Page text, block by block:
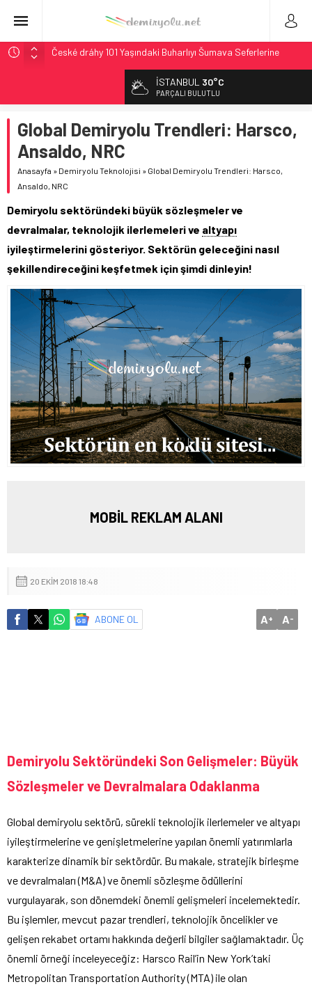
České dráhy 101 Yaşındaki Buharlıyı Šumava Seferlerine
Brescia 426 Milyon Euro’luk Tramvay İnşaatına Başladı
Northern Railway Doğruladı: 308 Bin Rupiye Özel Vagonda
Puja
Chicago’da Metra Polisi BVLOS Drone’larla Müdahale
Süresini Kısalttı
Çekya ETCS’de Erken Teslim Ama Ulusal Hedef 730 km’ye
Düştü
İSTANBUL 30°C
PARÇALI BULUTLU
Global Demiryolu Trendleri: Harsco,
Ansaldo, NRC
Anasayfa » Demiryolu Teknolojisi » Global Demiryolu Trendleri: Harsco,
Ansaldo, NRC
Demiryolu sektöründeki büyük sözleşmeler ve
devralmalar, teknolojik ilerlemeleri ve altyapı
iyileştirmelerini gösteriyor. Sektörün geleceğini nasıl
şekillendireceğini keşfetmek için şimdi dinleyin!
MOBİL REKLAM ALANI
20 EKIM 2018 18:48
ABONE OL A+ A-
Demiryolu Sektöründeki Son Gelişmeler: Büyük
Sözleşmeler ve Devralmalara Odaklanma
Global demiryolu sektörü, sürekli teknolojik ilerlemeler ve altyapı
iyileştirmelerine ve genişletmelerine yapılan önemli yatırımlarla
karakterize dinamik bir sektördür. Bu makale, stratejik birleşme
ve devralmaları (M&A) ve önemli sözleşme ödüllerini
vurgulayarak, son dönemdeki önemli gelişmeleri incelemektedir.
Bu işlemler, mevcut pazar trendleri, teknolojik öncelikler ve
gelişen rekabet ortamı hakkında değerli bilgiler sağlamaktadır. Üç
önemli örneği inceleyeceğiz: Harsco Rail’in New York’taki
Metropolitan Transportation Authority (MTA) ile olan